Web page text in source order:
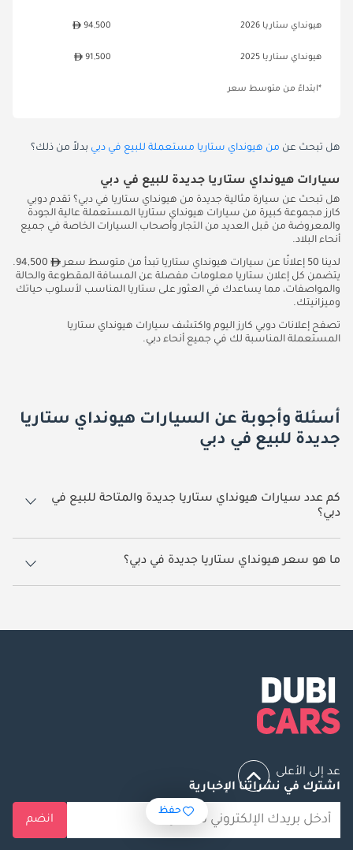
هيونداي ستاريا 2026 94,500
هيونداي ستاريا 2025 91,500
*ابتداءً من متوسط سعر
هل تبحث عن من هيونداي ستاريا مستعملة للبيع في دبي بدلاً من ذلك؟
سيارات هيونداي ستاريا جديدة للبيع في دبي
هل تبحث عن سيارة مثالية جديدة من هيونداي ستاريا في دبي؟ تقدم دوبي
كارز مجموعة كبيرة من سيارات هيونداي ستاريا المستعملة عالية الجودة
والمعروضة من قبل العديد من التجار وأصحاب السيارات الخاصة في جميع
أنحاء البلاد.
لدينا 50 إعلانًا عن سيارات هيونداي ستاريا تبدأ من متوسط سعر
94,500.
يتضمن كل إعلان ستاريا معلومات مفصلة عن المسافة المقطوعة والحالة
والمواصفات، مما يساعدك في العثور على ستاريا المناسب لأسلوب حياتك
وميزانيتك.
تصفح إعلانات دوبي كارز اليوم واكتشف سيارات هيونداي ستاريا
المستعملة المناسبة لك في جميع أنحاء دبي.
أسئلة وأجوبة عن السيارات هيونداي ستاريا
جديدة للبيع في دبي
كم عدد سيارات هيونداي ستاريا جديدة والمتاحة للبيع في
دبي؟
50 سيارة هيونداي ستاريا جديدة متوفرة للبيع في دبي.
ما هو سعر هيونداي ستاريا جديدة في دبي؟
يبدأ سعر سيارة هيونداي ستاريا جديدة في دبي 94,500.
حفظ
عد إلى الأعلى
اشترك في نشراتنا الإخبارية
انضم